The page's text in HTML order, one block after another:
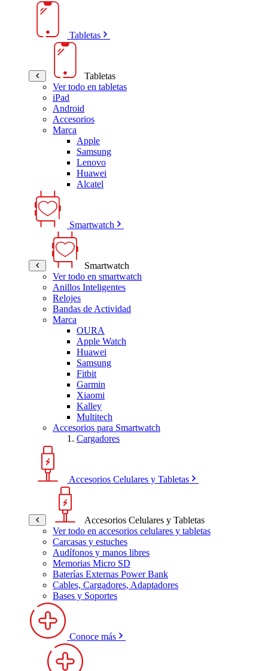
Tabletas
Tabletas
Ver todo en tabletas
iPad
Android
Accesorios
Marca
Apple
Samsung
Lenovo
Huawei
Alcatel
Smartwatch
Smartwatch
Ver todo en smartwatch
Anillos Inteligentes
Relojes
Bandas de Actividad
Marca
OURA
Apple Watch
Huawei
Samsung
Fitbit
Garmin
Xiaomi
Kalley
Multitech
Accesorios para Smartwatch
Cargadores
Accesorios Celulares y Tabletas
Accesorios Celulares y Tabletas
Ver todo en accesorios celulares y tabletas
Carcasas y estuches
Audífonos y manos libres
Memorias Micro SD
Baterías Externas Power Bank
Cables, Cargadores, Adaptadores
Bases y Soportes
Conoce más